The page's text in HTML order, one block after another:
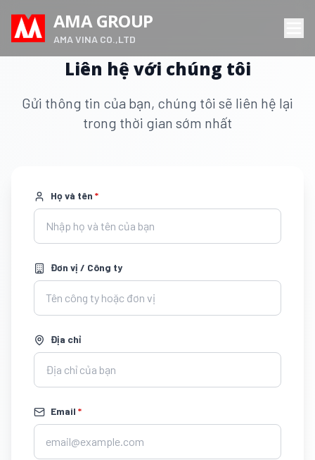
AMA GROUP
AMA VINA CO.,LTD
Liên hệ với chúng tôi
Gửi thông tin của bạn, chúng tôi sẽ liên hệ lại
trong thời gian sớm nhất
Họ và tên *
Đơn vị / Công ty
Địa chỉ
Email *